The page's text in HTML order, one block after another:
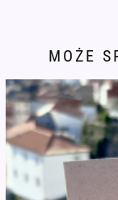
MOŻE